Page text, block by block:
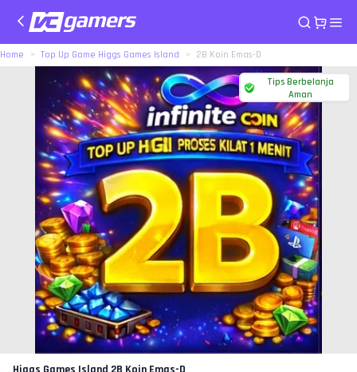
Home Top Up Game Higgs Games Island 2B Koin Emas-D
Tips Berbelanja
Aman